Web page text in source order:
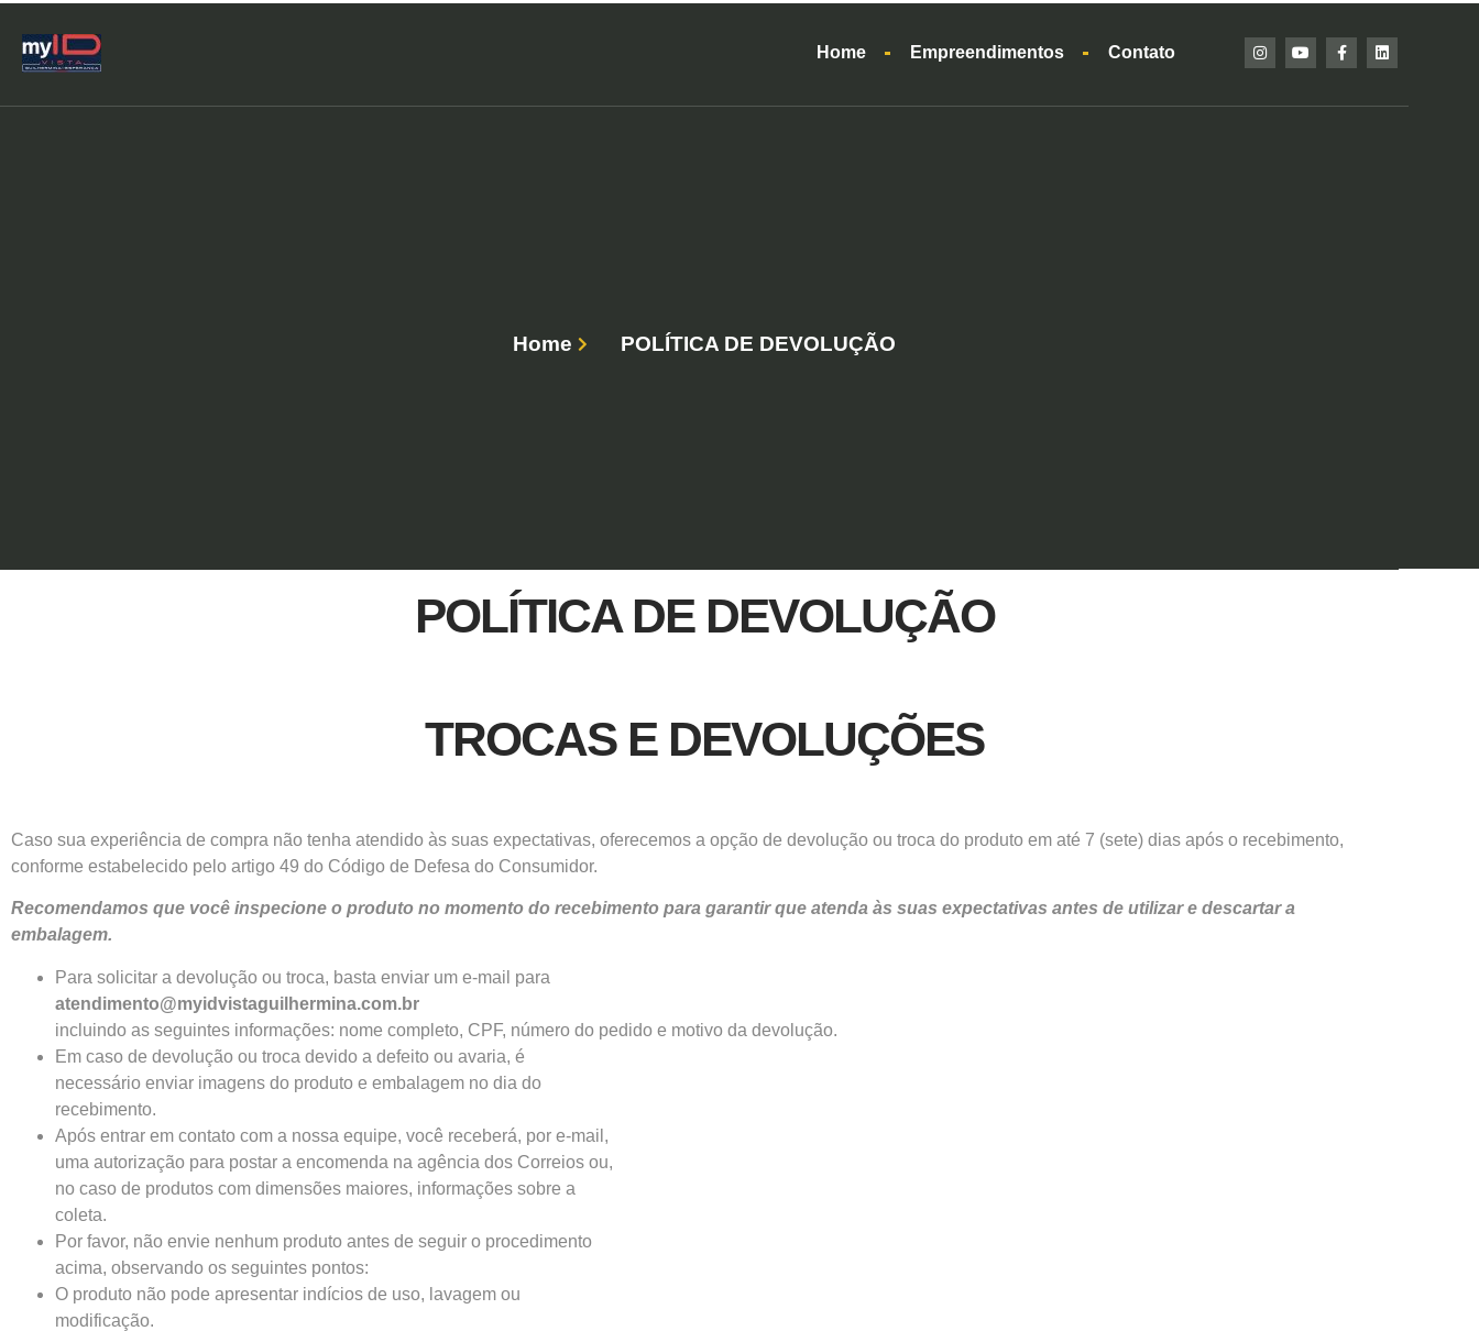
Home Empreendimentos Contato
Home POLÍTICA DE DEVOLUÇÃO
POLÍTICA DE DEVOLUÇÃO
TROCAS E DEVOLUÇÕES
Caso sua experiência de compra não tenha atendido às suas expectativas, oferecemos a opção de devolução ou troca do produto em até 7 (sete) dias após o recebimento,
conforme estabelecido pelo artigo 49 do Código de Defesa do Consumidor.
Recomendamos que você inspecione o produto no momento do recebimento para garantir que atenda às suas expectativas antes de utilizar e descartar a
embalagem.
Para solicitar a devolução ou troca, basta enviar um e-mail para
atendimento@myidvistaguilhermina.com.br
incluindo as seguintes informações: nome completo, CPF, número do pedido e motivo da devolução.
Em caso de devolução ou troca devido a defeito ou avaria, é
necessário enviar imagens do produto e embalagem no dia do
recebimento.
Após entrar em contato com a nossa equipe, você receberá, por e-mail,
uma autorização para postar a encomenda na agência dos Correios ou,
no caso de produtos com dimensões maiores, informações sobre a
coleta.
Por favor, não envie nenhum produto antes de seguir o procedimento
acima, observando os seguintes pontos:
O produto não pode apresentar indícios de uso, lavagem ou
modificação.